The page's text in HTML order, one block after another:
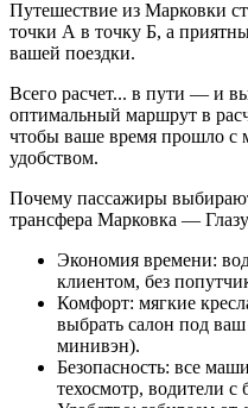
Путешествие из Марковки
точки А в точку Б, а
вашей поездки.
Всего расчет... в пути — и
оптимальный маршрут в
чтобы ваше время прошло с
удобством.
Почему пассажиры
трансфера Марковка —
Экономия времени:
клиентом, без
Комфорт: мягкие
выбрать салон под
минивэн).
Безопасность: все
техосмотр, водители